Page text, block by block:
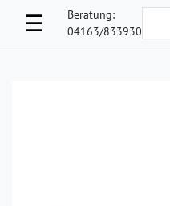
☰
Beratung:
04163/833930